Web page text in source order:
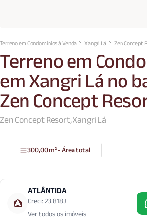
Terreno em Condomínios à Venda Xangri Lá Zen Concept
Terreno em
em Xangri Lá no
Zen Concept
Zen Concept Resort, Xangri Lá
300,00 m² - Área total
ATLÂNTIDA
Creci: 23.818J
Ver todos os imóveis